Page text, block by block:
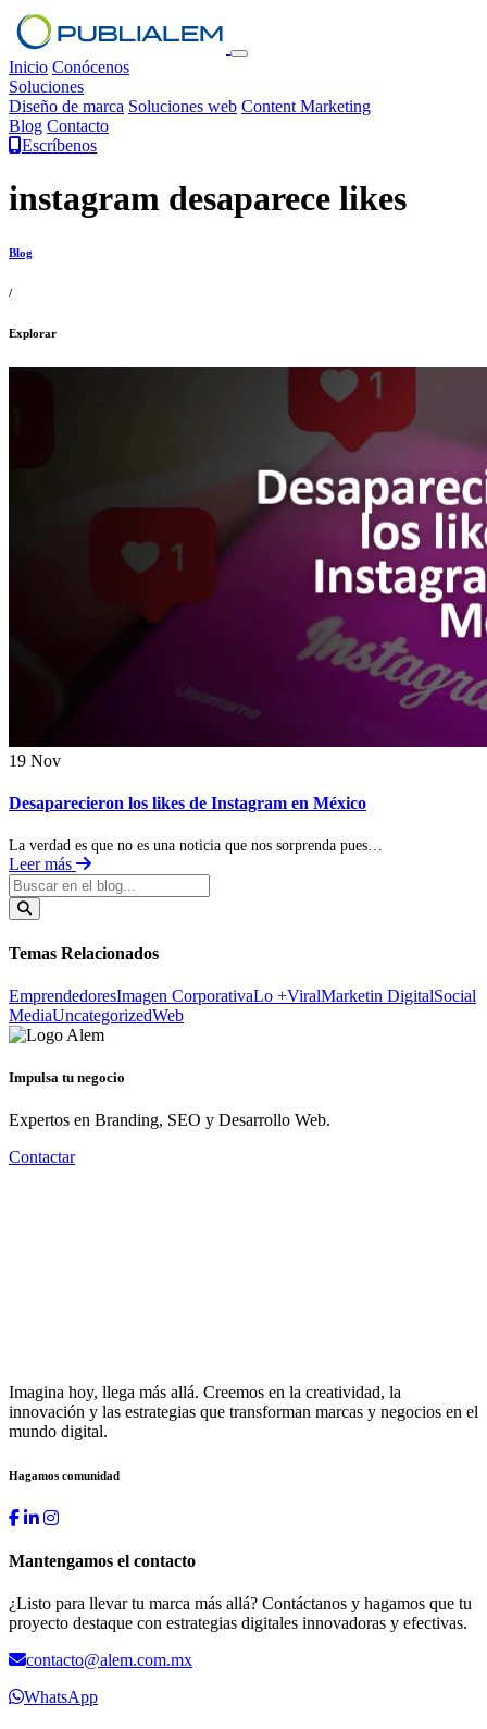
Inicio Conócenos
Soluciones
Diseño de marca Soluciones web Content Marketing
Blog Contacto
Escríbenos
instagram desaparece likes
Blog
/
Explorar
19 Nov
Desaparecieron los likes de Instagram en México
La verdad es que no es una noticia que nos sorprenda pues…
Leer más
Temas Relacionados
EmprendedoresImagen CorporativaLo +ViralMarketin DigitalSocial
MediaUncategorizedWeb
Impulsa tu negocio
Expertos en Branding, SEO y Desarrollo Web.
Contactar
Imagina hoy, llega más allá. Creemos en la creatividad, la
innovación y las estrategias que transforman marcas y negocios en el
mundo digital.
Hagamos comunidad
Mantengamos el contacto
¿Listo para llevar tu marca más allá? Contáctanos y hagamos que tu
proyecto destaque con estrategias digitales innovadoras y efectivas.
contacto@alem.com.mx
WhatsApp